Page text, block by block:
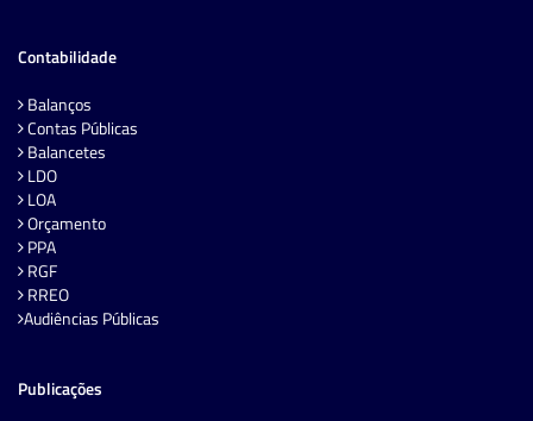
Contabilidade
Balanços
Contas Públicas
Balancetes
LDO
LOA
Orçamento
PPA
RGF
RREO
Audiências Públicas
Publicações